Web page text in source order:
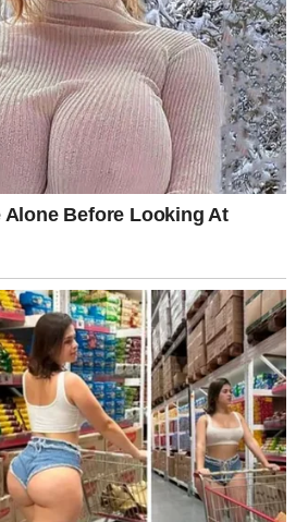
u pravdu nisu bile uzalud.
borili – mir, poštovanje i stabilnost –
u vaš život.
potcenili mogu shvatiti koliko ste
su verovali u vas sada će videti
da verujete u sebe i da ne
zaustavi.